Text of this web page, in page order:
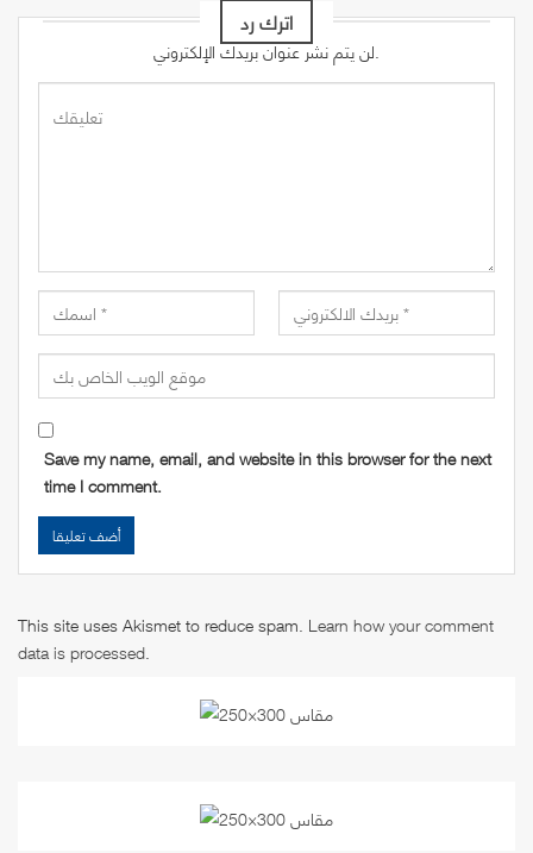
اترك رد
لن يتم نشر عنوان بريدك الإلكتروني.
Save my name, email, and website in this browser for the next
time I comment.
This site uses Akismet to reduce spam. Learn how your comment
data is processed.